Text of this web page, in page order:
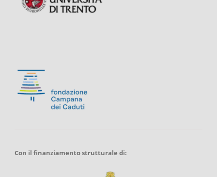
Con il finanziamento strutturale di: